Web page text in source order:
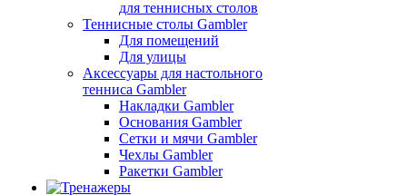
для теннисных столов
Теннисные столы Gambler
Для помещений
Для улицы
Аксессуары для настольного
тенниса Gambler
Накладки Gambler
Основания Gambler
Сетки и мячи Gambler
Чехлы Gambler
Ракетки Gambler